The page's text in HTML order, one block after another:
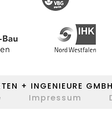
+ INGENIEURE
Impressum